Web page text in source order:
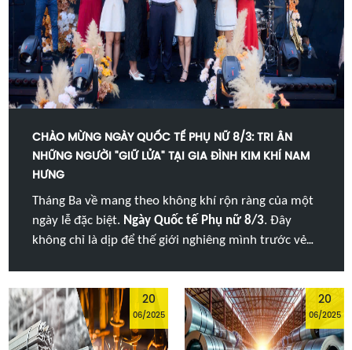
CHÀO MỪNG NGÀY QUỐC TẾ PHỤ NỮ 8/3: TRI ÂN
NHỮNG NGƯỜI "GIỮ LỬA" TẠI GIA ĐÌNH KIM KHÍ NAM
HƯNG
Tháng Ba về mang theo không khí rộn ràng của một
ngày lễ đặc biệt. Ngày Quốc tế Phụ nữ 8/3. Đây
không chỉ là dịp để thế giới nghiêng mình trước vẻ
sinh thầm lặng và nỗ lực bền bỉ của người phụ nữ
trong cuộc sống.
20
06/2025
20
06/2025